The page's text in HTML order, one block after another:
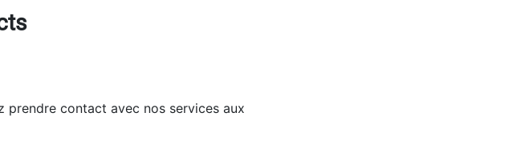
prendre contact avec nos services aux